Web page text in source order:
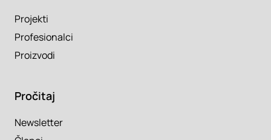
Projekti
Profesionalci
Proizvodi
Pročitaj
Newsletter